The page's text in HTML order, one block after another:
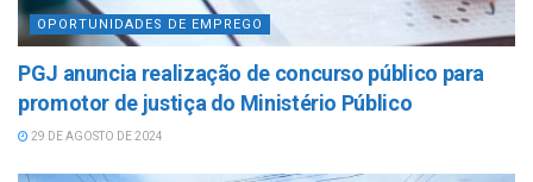
OPORTUNIDADES DE EMPREGO
PGJ anuncia realização de concurso público para
promotor de justiça do Ministério Público
29 DE AGOSTO DE 2024